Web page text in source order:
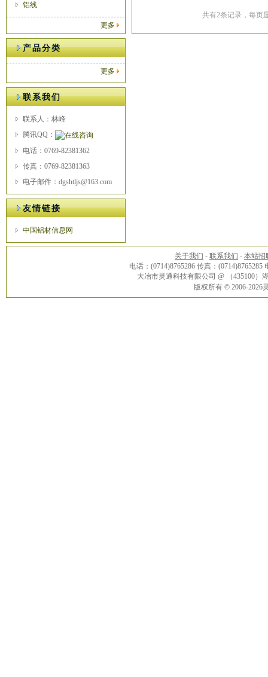
铝线
更多
产品分类
更多
联系我们
联系人：林峰
腾讯QQ：
电话：0769-82381362
传真：0769-82381363
电子邮件：dgshtljs@163.com
友情链接
中国铝材信息网
共有2条记录，每页
关于我们 - 联系我们 - 本站招
电话：(0714)8765286 传真：(0714)8765285
大冶市灵通科技有限公司 @ （435100
版权所有 © 2006-2026